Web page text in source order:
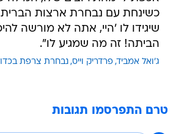
כשינחת עם נבחרת ארצות
שיגידו לו 'היי, אתה לא מורשה
הביתה! זה מה שמגיע לו".
ג'ואל אמביד פרדריק וייס נבחרת צרפת
טרם התפרסמו תגובות